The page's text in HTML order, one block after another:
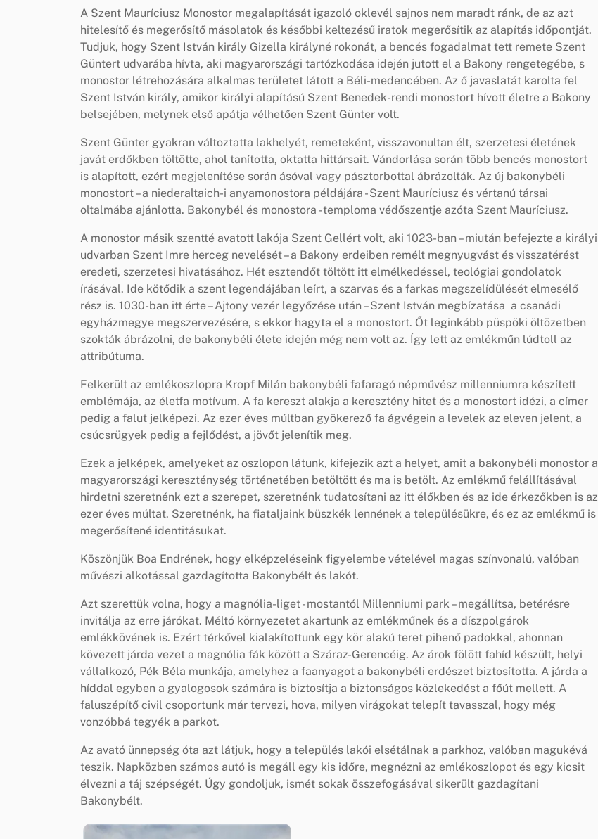
A Szent Mauríciusz Monostor megalapítását igazoló oklevél sajnos nem maradt ránk, de az azt
hitelesítő és megerősítő másolatok és későbbi keltezésű iratok megerősítik az alapítás időpontját.
Tudjuk, hogy Szent István király Gizella királyné rokonát, a bencés fogadalmat tett remete Szent
Güntert udvarába hívta, aki magyarországi tartózkodása idején jutott el a Bakony rengetegébe, s
monostor létrehozására alkalmas területet látott a Béli-medencében. Az ő javaslatát karolta fel
Szent István király, amikor királyi alapítású Szent Benedek-rendi monostort hívott életre a Bakony
belsejében, melynek első apátja vélhetően Szent Günter volt.
Szent Günter gyakran változtatta lakhelyét, remeteként, visszavonultan élt, szerzetesi életének
javát erdőkben töltötte, ahol tanította, oktatta hittársait. Vándorlása során több bencés monostort
is alapított, ezért megjelenítése során ásóval vagy pásztorbottal ábrázolták. Az új bakonybéli
monostort – a niederaltaich-i anyamonostora példájára - Szent Mauríciusz és vértanú társai
oltalmába ajánlotta. Bakonybél és monostora - temploma védőszentje azóta Szent Mauríciusz.
A monostor másik szentté avatott lakója Szent Gellért volt, aki 1023-ban – miután befejezte a királyi
udvarban Szent Imre herceg nevelését – a Bakony erdeiben remélt megnyugvást és visszatérést
eredeti, szerzetesi hivatásához. Hét esztendőt töltött itt elmélkedéssel, teológiai gondolatok
írásával. Ide kötődik a szent legendájában leírt, a szarvas és a farkas megszelídülését elmesélő
rész is. 1030-ban itt érte – Ajtony vezér legyőzése után – Szent István megbízatása a csanádi
egyházmegye megszervezésére, s ekkor hagyta el a monostort. Őt leginkább püspöki öltözetben
szokták ábrázolni, de bakonybéli élete idején még nem volt az. Így lett az emlékműn lúdtoll az
attribútuma.
Felkerült az emlékoszlopra Kropf Milán bakonybéli fafaragó népművész millenniumra készített
emblémája, az életfa motívum. A fa kereszt alakja a keresztény hitet és a monostort idézi, a címer
pedig a falut jelképezi. Az ezer éves múltban gyökerező fa ágvégein a levelek az eleven jelent, a
csúcsrügyek pedig a fejlődést, a jövőt jelenítik meg.
Ezek a jelképek, amelyeket az oszlopon látunk, kifejezik azt a helyet, amit a bakonybéli monostor a
magyarországi kereszténység történetében betöltött és ma is betölt. Az emlékmű felállításával
hirdetni szeretnénk ezt a szerepet, szeretnénk tudatosítani az itt élőkben és az ide érkezőkben is az
ezer éves múltat. Szeretnénk, ha fiataljaink büszkék lennének a településükre, és ez az emlékmű is
megerősítené identitásukat.
Köszönjük Boa Endrének, hogy elképzeléseink figyelembe vételével magas színvonalú, valóban
művészi alkotással gazdagította Bakonybélt és lakót.
Azt szerettük volna, hogy a magnólia-liget - mostantól Millenniumi park – megállítsa, betérésre
invitálja az erre járókat. Méltó környezetet akartunk az emlékműnek és a díszpolgárok
emlékkövének is. Ezért térkővel kialakítottunk egy kör alakú teret pihenő padokkal, ahonnan
kövezett járda vezet a magnólia fák között a Száraz-Gerencéig. Az árok fölött fahíd készült, helyi
vállalkozó, Pék Béla munkája, amelyhez a faanyagot a bakonybéli erdészet biztosította. A járda a
híddal egyben a gyalogosok számára is biztosítja a biztonságos közlekedést a főút mellett. A
faluszépítő civil csoportunk már tervezi, hova, milyen virágokat telepít tavasszal, hogy még
vonzóbbá tegyék a parkot.
Az avató ünnepség óta azt látjuk, hogy a település lakói elsétálnak a parkhoz, valóban magukévá
teszik. Napközben számos autó is megáll egy kis időre, megnézni az emlékoszlopot és egy kicsit
élvezni a táj szépségét. Úgy gondoljuk, ismét sokak összefogásával sikerült gazdagítani
Bakonybélt.